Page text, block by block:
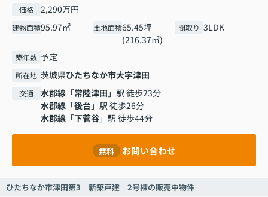
価格 2,290万円
建物面積95.97㎡ 土地面積65.45坪
(216.37㎡)
間取り 3LDK
築年数 予定
所在地 茨城県ひたちなか市大字津田
交通 水郡線 「常陸津田 」駅 徒歩23分
水郡線 「後台」駅 徒歩26分
水郡線 「下菅谷」駅 徒歩44分
無料 お問い合わせ
ひたちなか市津田第3 新築戸建 2号棟の販売中物件